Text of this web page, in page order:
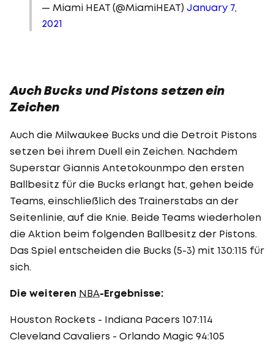
— Miami HEAT (@MiamiHEAT) January 7,
2021
Auch Bucks und Pistons setzen ein
Zeichen
Auch die Milwaukee Bucks und die Detroit Pistons
setzen bei ihrem Duell ein Zeichen. Nachdem
Superstar Giannis Antetokounmpo den ersten
Ballbesitz für die Bucks erlangt hat, gehen beide
Teams, einschließlich des Trainerstabs an der
Seitenlinie, auf die Knie. Beide Teams wiederholen
die Aktion beim folgenden Ballbesitz der Pistons.
Das Spiel entscheiden die Bucks (5-3) mit 130:115 für
sich.
Die weiteren NBA-Ergebnisse:
Houston Rockets - Indiana Pacers 107:114
Cleveland Cavaliers - Orlando Magic 94:105